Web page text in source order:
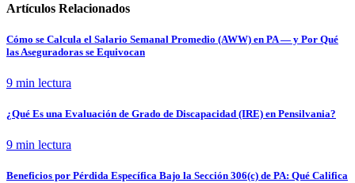
Artículos Relacionados
Cómo se Calcula el Salario Semanal Promedio (AWW) en PA — y Por Qué
las Aseguradoras se Equivocan
9 min lectura
¿Qué Es una Evaluación de Grado de Discapacidad (IRE) en Pensilvania?
9 min lectura
Beneficios por Pérdida Específica Bajo la Sección 306(c) de PA: Qué Califica